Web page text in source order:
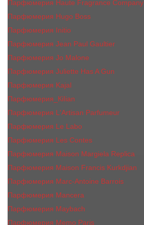
Парфюмерия Haute Fragrance Company
Парфюмерия Hugo Boss
Парфюмерия Initio
Парфюмерия Jean Paul Gaultier
Парфюмерия Jо Malоnе
Парфюмерия Juliette Has A Gun
Парфюмерия Kajal
Парфюмерия_КiIiаn
Парфюмерия L'Artisan Parfumeur
Парфюмерия Le Labo
Парфюмерия Les Contes
Парфюмерия Maison Margiela Replica
Парфюмерия Maison Francis Kurkdjian
Парфюмерия Marc-Antoine Barrois
Парфюмерия Mancera
Парфюмерия Maybach
Парфюмерия Memo Paris